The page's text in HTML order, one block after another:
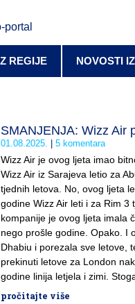
REGIJE NOVOSTI
SMANJENJA: Wizz Air
01.08.2025. 5 komentara
Wizz Air je ovog ljeta imao
Wizz Air iz Sarajeva letio za
tjednih letova. No, ovog ljeta
godine Wizz Air leti i za Rim 3
kompanije je ovog ljeta imala
nego prošle godine. Opako. I
Dhabiu i porezala sve letove,
prekinuti letove za London
godine linija letjela i zimi.
pročitajte više